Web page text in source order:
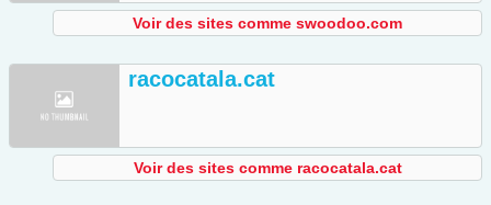
Voir des sites comme swoodoo.com
racocatala.cat
Voir des sites comme racocatala.cat